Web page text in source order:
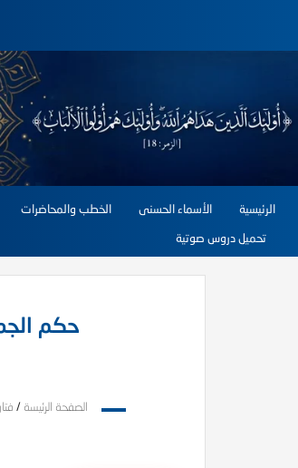
الرئيسية الأسماء الحسنى الخطب والمحاضرات
تحميل دروس صوتية
حكم
الصفحة الرئيسة /